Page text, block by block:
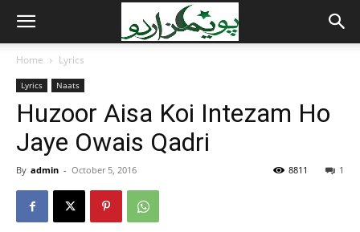
Home Lyrics
Lyrics Naats
Huzoor Aisa Koi Intezam Ho
Jaye Owais Qadri
By admin - October 5, 2016 1
8811